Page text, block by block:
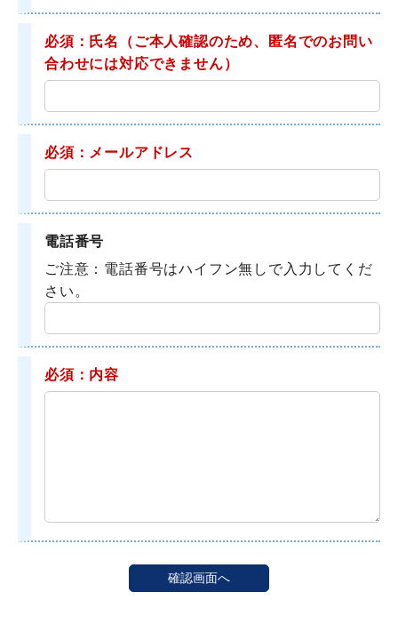
必須：氏名
（ご本人確認のため、匿名でのお問い
合わせには対応できません）
必須：メールアドレス
電話番号
ご注意：電話番号はハイフン無しで入力してくだ
さい。
必須：内容